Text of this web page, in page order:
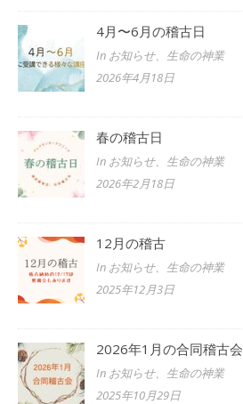
4月〜6月の稽古日
In お知らせ、生命の神業
2026年4月18日
春の稽古日
In お知らせ、生命の神業
2026年2月18日
12月の稽古
In お知らせ、生命の神業
2025年12月3日
2026年1月の合同稽古会
In お知らせ、生命の神業
2025年10月29日